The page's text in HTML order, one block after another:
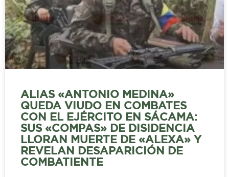
ALIAS «ANTONIO MEDINA»
QUEDA VIUDO EN COMBATES
CON EL EJÉRCITO EN SÁCAMA:
SUS «COMPAS» DE DISIDENCIA
LLORAN MUERTE DE «ALEXA» Y
REVELAN DESAPARICIÓN DE
COMBATIENTE